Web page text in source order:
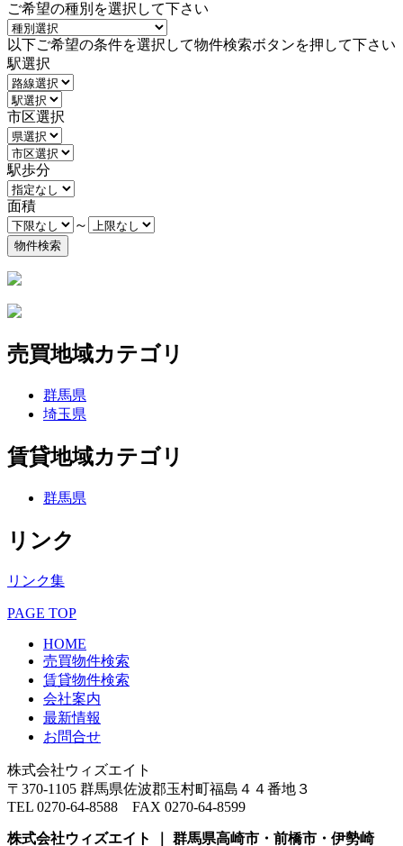
ご希望の種別を選択して下さい
以下ご希望の条件を選択して物件検索ボタンを押して下さい
駅選択
市区選択
駅歩分
面積
～
売買地域カテゴリ
群馬県
埼玉県
賃貸地域カテゴリ
群馬県
リンク
リンク集
PAGE TOP
HOME
売買物件検索
賃貸物件検索
会社案内
最新情報
お問合せ
株式会社ウィズエイト
〒370-1105 群馬県佐波郡玉村町福島４４番地３
TEL 0270-64-8588 FAX 0270-64-8599
株式会社ウィズエイト ｜ 群馬県高崎市・前橋市・伊勢崎